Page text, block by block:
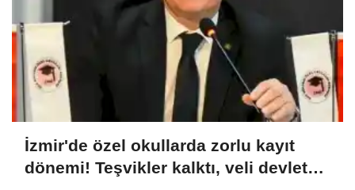
İzmir'de özel okullarda zorlu kayıt
dönemi! Teşvikler kalktı, veli devlet